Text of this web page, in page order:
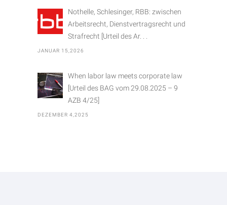
Nothelle, Schlesinger, RBB: zwischen
Arbeitsrecht, Dienstvertragsrecht und
Strafrecht [Urteil des Ar. . .
JANUAR 15,2026
When labor law meets corporate law
[Urteil des BAG vom 29.08.2025 – 9
AZB 4/25]
DEZEMBER 4,2025